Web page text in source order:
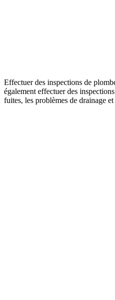
Effectuer des inspections de
également effectuer des
fuites, les problèmes de drainage